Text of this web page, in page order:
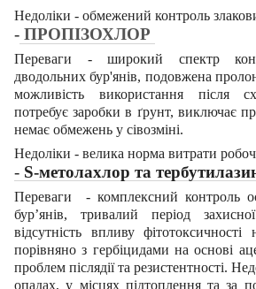
Недоліки - обмежений контроль
- ПРОПІЗОХЛОР
Переваги - широкий спектр
дводольних бур'янів, подовжена
можливість використання після
потребує заробки в ґрунт, виключає
немає обмежень у сівозміні.
Недоліки - велика норма витрати
- S-метолахлор та
Переваги - комплексний контроль
бур’янів, тривалий період
відсутність впливу
порівняно з гербіцидами на основі
проблем післядії та резистентності.
опадах, у місцях підтоплення та за